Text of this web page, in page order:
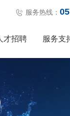
服务热线：
才招聘 服务支